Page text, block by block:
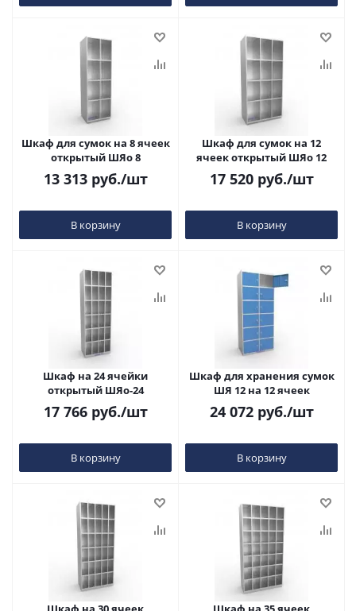
Шкаф для сумок на 8 ячеек
открытый ШЯо 8
13 313руб./шт
В корзину
Шкаф для сумок на 12
ячеек открытый ШЯо 12
17 520руб./шт
В корзину
Шкаф на 24 ячейки
открытый ШЯо-24
17 766руб./шт
В корзину
Шкаф для хранения сумок
ШЯ 12 на 12 ячеек
24 072руб./шт
В корзину